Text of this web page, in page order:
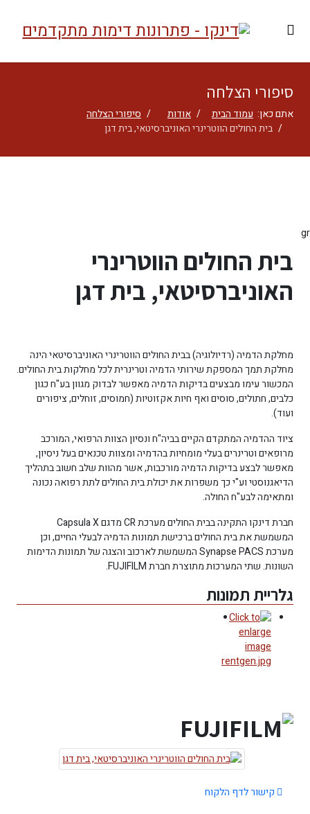
סיפורי הצלחה
אתם כאן: עמוד הבית אודות
סיפורי הצלחה
בית החולים הווטרינרי האוניברסיטאי, בית דגן
gr
בית החולים הווטרינרי
האוניברסיטאי, בית דגן
מחלקת הדמיה (רדיולוגיה) בבית החולים הווטרינרי האוניברסיטאי הינה
מחלקת תמך המספקת שירותי הדמיה וטרינרית לכל מחלקות בית החולים.
המכשור עימו מבצעים בדיקות הדמיה מאפשר לבדוק מגוון בע"ח כגון
כלבים, חתולים, סוסים ואף חיות אקזוטיות (חמוסים, זוחלים, ציפורים
ועוד).
ציוד ההדמיה המתקדם הקיים בביה"ח ונסיון הצוות הרפואי, המורכב
מרופאים וטרינרים בעלי מומחיות בהדמיה ומצוות טכנאים בעל ניסיון,
מאפשר לבצע בדיקות הדמיה מורכבות, אשר מהוות שלב חשוב בתהליך
הדיאגנוסטי וע"י כך משפרות את יכולת בית החולים לתת רפואה נכונה
ומתאימה לבע"ח החולה.
חברת דינקו התקינה בבית החולים מערכת CR מדגם Capsula X
המשמשת את בית החולים ברכישת תמונות הדמיה לבעלי החיים, וכן
מערכת Synapse PACS המשמשת לארכוב והצגה של תמונות הדימות
השונות. שתי המערכות מתוצרת חברת FUJIFILM.
גלריית תמונות
קישור לדף הלקוח